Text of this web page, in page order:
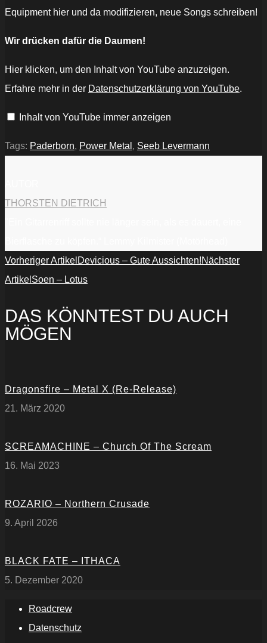
Equipment hier und da modifizieren, neue Songs schreiben!
Wir drücken dafür die Daumen!
„TORIAN
-
vs
music
Ram
It
anzeigen
Hier klicken, um den Inhalt von YouTube anzuzeigen.
Erfahre mehr in der Datenschutzerklärung von YouTube.
Inhalt von YouTube immer anzeigen
Tags: Paderborn, Power Metal , Seeb Levermann
THORSTEN DIETRICH
Vorheriger Artikel Devicious – Gute Aussichten!Nächster
Artikel Soen – Lotus
DAS KÖNNTEST DU AUCH
MÖGEN
Dragonsfire – Metal X (Re-Release)
21. März 2020
SCREAMACHINE – Church Of The Scream
16. Mai 2023
ROZARIO – Northern Crusade
9. April 2026
BLACK FATE – ITHACA
5. Dezember 2020
Roadcrew
Datenschutz